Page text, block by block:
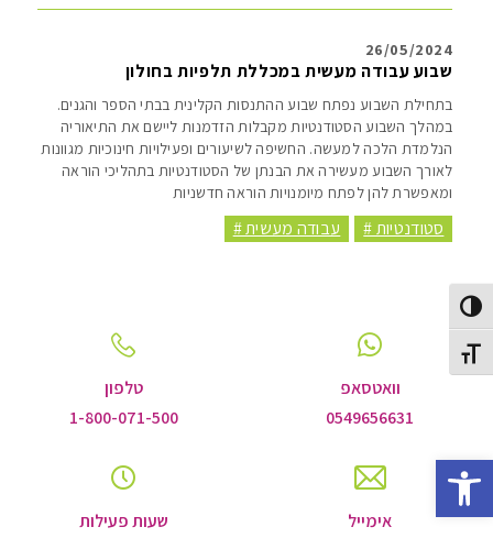
Open toolbar
Toggle High Contrast
Toggle Font size
26/05/2024
שבוע עבודה מעשית במכללת תלפיות בחולון
בתחילת השבוע נפתח שבוע ההתנסות הקלינית בבתי הספר והגנים.
במהלך השבוע הסטודנטיות מקבלות הזדמנות ליישם את התיאוריה
הנלמדת הלכה למעשה. החשיפה לשיעורים ופעילויות חינוכיות מגוונות
לאורך השבוע מעשירה את הבנתן של הסטודנטיות בתהליכי הוראה
ומאפשרת להן לפתח מיומנויות הוראה חדשניות
סטודנטיות # עבודה מעשית #
וואטסאפ
0549656631
טלפון
1-800-071-500
אימייל
שעות פעילות